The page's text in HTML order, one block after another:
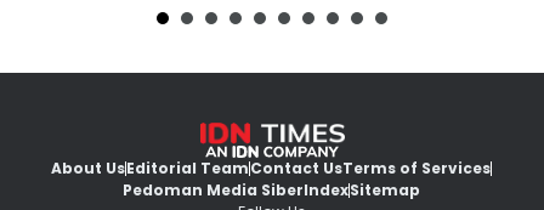
About UsEditorial TeamContact UsTerms of Services
Pedoman Media SiberIndexSitemap